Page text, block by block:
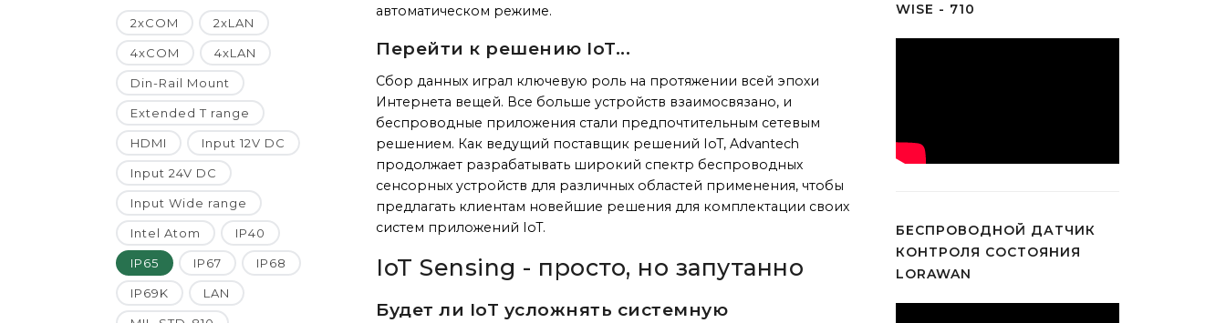
2xCOM 2xLAN
4xCOM 4xLAN
Din-Rail Mount
Extended T range
HDMI Input 12V DC
Input 24V DC
Input Wide range
Intel Atom IP40
IP65 IP67 IP68
IP69K LAN
автоматическом режиме.
Перейти к решению IoT...
Сбор данных играл ключевую роль на протяжении всей эпохи
Интернета вещей. Все больше устройств взаимосвязано, и
беспроводные приложения стали предпочтительным сетевым
решением. Как ведущий поставщик решений IoT, Advantech
продолжает разрабатывать широкий спектр беспроводных
сенсорных устройств для различных областей применения, чтобы
предлагать клиентам новейшие решения для комплектации своих
систем приложений IoT.
IoT Sensing - просто, но запутанно
Будет ли IoT усложнять системную
WISE - 710
БЕСПРОВОДНОЙ ДАТЧИК
КОНТРОЛЯ СОСТОЯНИЯ
LORAWAN